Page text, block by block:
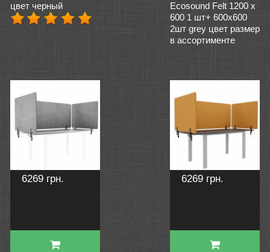
цвет черный
Ecosound Felt 1200 х
600 1 шт+ 600х600
2шт grey цвет размер
в ассортименте
6269 грн. 6269 грн.